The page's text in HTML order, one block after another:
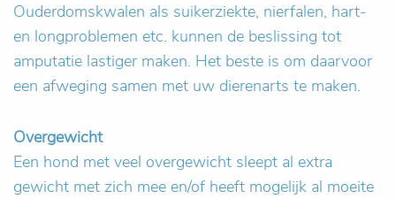
Ouderdomskwalen als suikerziekte, nierfalen, hart-
en longproblemen etc. kunnen de beslissing tot
amputatie lastiger maken. Het beste is om daarvoor
een afweging samen met uw dierenarts te maken.
Overgewicht
Een hond met veel overgewicht sleept al extra
gewicht met zich mee en/of heeft mogelijk al moeite